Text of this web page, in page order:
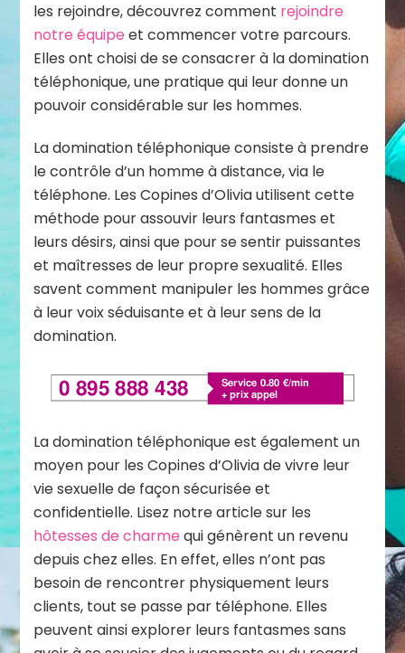
les rejoindre, découvrez comment rejoindre
notre équipe et commencer votre parcours.
Elles ont choisi de se consacrer à la domination
téléphonique, une pratique qui leur donne un
pouvoir considérable sur les hommes.
La domination téléphonique consiste à prendre
le contrôle d’un homme à distance, via le
téléphone. Les Copines d’Olivia utilisent cette
méthode pour assouvir leurs fantasmes et
leurs désirs, ainsi que pour se sentir puissantes
et maîtresses de leur propre sexualité. Elles
savent comment manipuler les hommes grâce
à leur voix séduisante et à leur sens de la
domination.
La domination téléphonique est également un
moyen pour les Copines d’Olivia de vivre leur
vie sexuelle de façon sécurisée et
confidentielle. Lisez notre article sur les
hôtesses de charme qui génèrent un revenu
depuis chez elles. En effet, elles n’ont pas
besoin de rencontrer physiquement leurs
clients, tout se passe par téléphone. Elles
peuvent ainsi explorer leurs fantasmes sans